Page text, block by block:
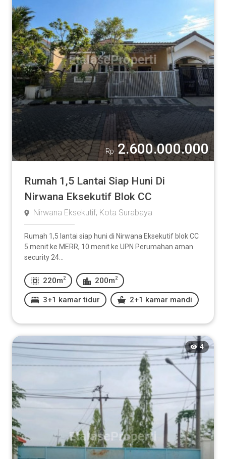
Rp 2.600.000.000
Rumah 1,5 Lantai Siap Huni Di
Nirwana Eksekutif Blok CC
Nirwana Eksekutif, Kota Surabaya
Rumah 1,5 lantai siap huni di Nirwana Eksekutif blok CC
5 menit ke MERR, 10 menit ke UPN Perumahan aman
security 24...
220m 2 200m 2
3+1 kamar tidur 2+1 kamar mandi
4